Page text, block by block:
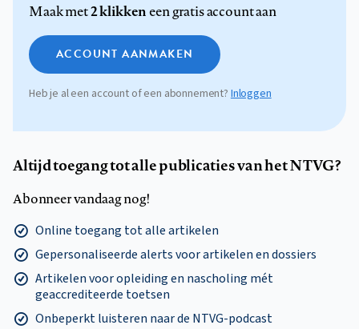
Maak met2 klikkeneen gratis account aan
ACCOUNT AANMAKEN
Heb je al een account of een abonnement?Inloggen
Altijd toegang tot alle publicaties van het NTVG?
Abonneer vandaag nog!
Online toegang tot alle artikelen
Gepersonaliseerde alerts voor artikelen en dossiers
Artikelen voor opleiding en nascholing mét
geaccrediteerde toetsen
Onbeperkt luisteren naar de NTVG-podcast